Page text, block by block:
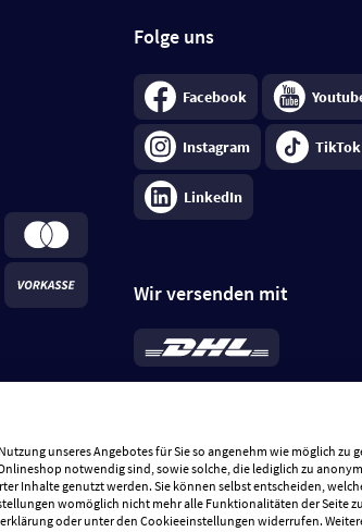
Folge uns
Facebook
Instagram TikTok
LinkedIn
Wir versenden mit
*Standard 6,95 €; bei Kühlware
je Bestellung, insgesamt 7,94 €.
unseres Angebotes für Sie so angenehm wie möglich zu
notwendig sind, sowie solche, die lediglich zu
Inhalte genutzt werden. Sie können selbst entscheiden,
womöglich nicht mehr alle Funktionalitäten der Seite
oder unter den Cookieeinstellungen widerrufen.